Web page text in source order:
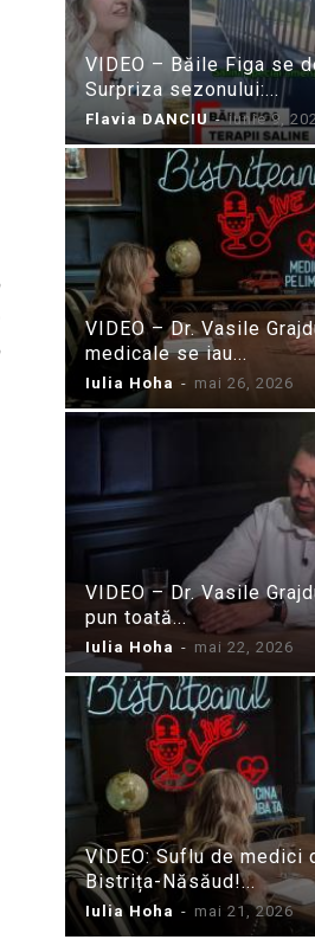
VIDEO – Băile Figa se
Surpriza sezonului:...
Flavia DANCIU - iunie 9,
VIDEO – Dr. Vasile
medicale se iau...
Iulia Hoha - mai 26, 2026
VIDEO – Dr. Vasile
pun toată...
Iulia Hoha - mai 22, 2026
VIDEO: Suflu de
Bistrița-Năsăud!...
Iulia Hoha - mai 21, 2026